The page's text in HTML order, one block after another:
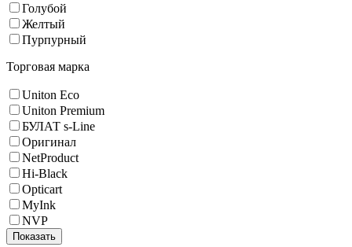
Голубой
Желтый
Пурпурный
Торговая марка
Uniton Eco
Uniton Premium
БУЛАТ s-Line
Оригинал
NetProduct
Hi-Black
Opticart
MyInk
NVP